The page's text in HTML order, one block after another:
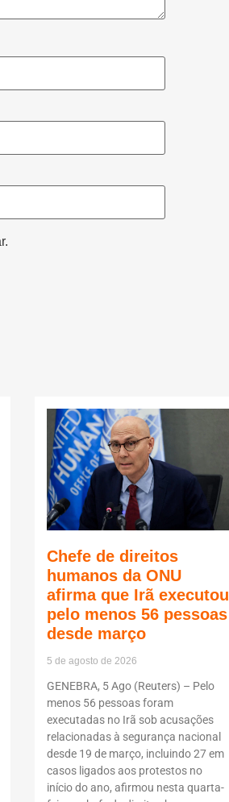
Chefe de direitos
humanos da ONU
afirma que Irã executou
pelo menos 56 pessoas
desde março
5 de agosto de 2026
GENEBRA, 5 Ago (Reuters) – Pelo
menos 56 pessoas foram
executadas no Irã sob acusações
relacionadas à segurança nacional
desde 19 de março, incluindo 27 em
casos ligados aos protestos no
início do ano, afirmou nesta quarta-